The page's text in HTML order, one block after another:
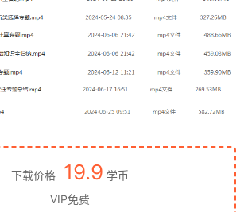
下载价格 19.9 学币
VIP免费